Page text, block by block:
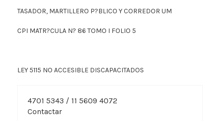
TASADOR, MARTILLERO P?BLICO Y CORREDOR UM
CPI MATR?CULA N? 86 TOMO I FOLIO 5
LEY 5115 NO ACCESIBLE DISCAPACITADOS
4701 5343 / 11 5609 4072
Contactar